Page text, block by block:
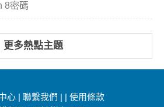
8密碼
更多熱點主題
心 |聯繫我們 | |使用條款